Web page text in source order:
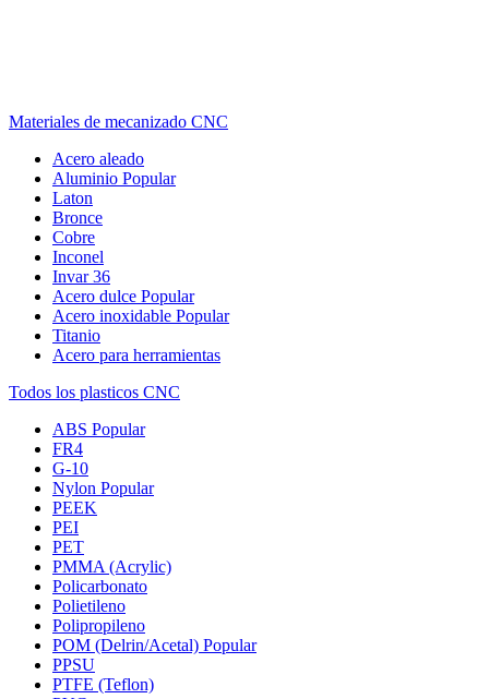
Materiales de mecanizado CNC
Acero aleado
Aluminio Popular
Laton
Bronce
Cobre
Inconel
Invar 36
Acero dulce Popular
Acero inoxidable Popular
Titanio
Acero para herramientas
Todos los plasticos CNC
ABS Popular
FR4
G-10
Nylon Popular
PEEK
PEI
PET
PMMA (Acrylic)
Policarbonato
Polietileno
Polipropileno
POM (Delrin/Acetal) Popular
PPSU
PTFE (Teflon)